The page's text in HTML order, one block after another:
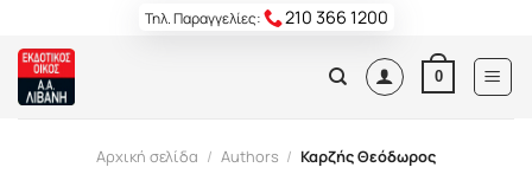
content
Τηλ. Παραγγελίες: 210 366 1200
0
Αρχική σελίδα / Authors / Καρζής Θεόδωρος